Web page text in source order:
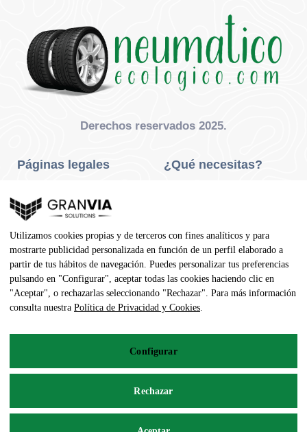
Derechos reservados 2025.
Páginas legales
Privacidad Y Cookies
Aviso Legal
Condiciones De Compra
Contacto
¿Qué necesitas?
Neumáticos Agrícola
Dirección
pedidos@neumaticoecologico.com
De Lunes a Viernes: 08:30 – 14:00 16:00 – 19:00
Utilizamos cookies propias y de terceros con fines analíticos y para
mostrarte publicidad personalizada en función de un perfil elaborado a
partir de tus hábitos de navegación. Puedes personalizar tus preferencias
pulsando en "Configurar", aceptar todas las cookies haciendo clic en
"Aceptar", o rechazarlas seleccionando "Rechazar". Para más información
consulta nuestra Política de Privacidad y Cookies.
Configurar
Rechazar